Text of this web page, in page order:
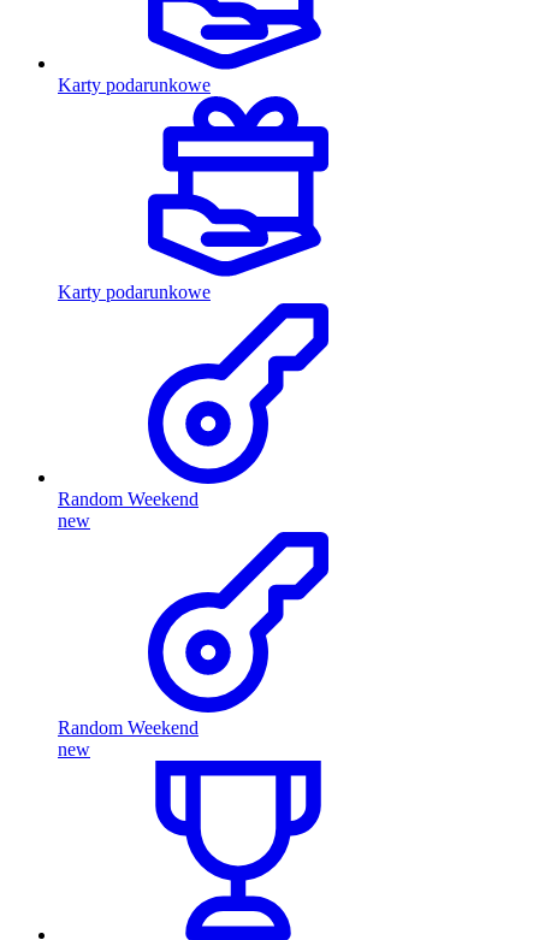
Karty podarunkowe
Karty podarunkowe
Random Weekend
new
Random Weekend
new